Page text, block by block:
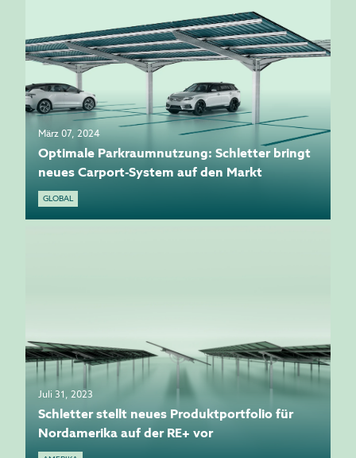
März 07, 2024
Optimale Parkraumnutzung: Schletter bringt
neues Carport-System auf den Markt
GLOBAL
Juli 31, 2023
Schletter stellt neues Produktportfolio für
Nordamerika auf der RE+ vor